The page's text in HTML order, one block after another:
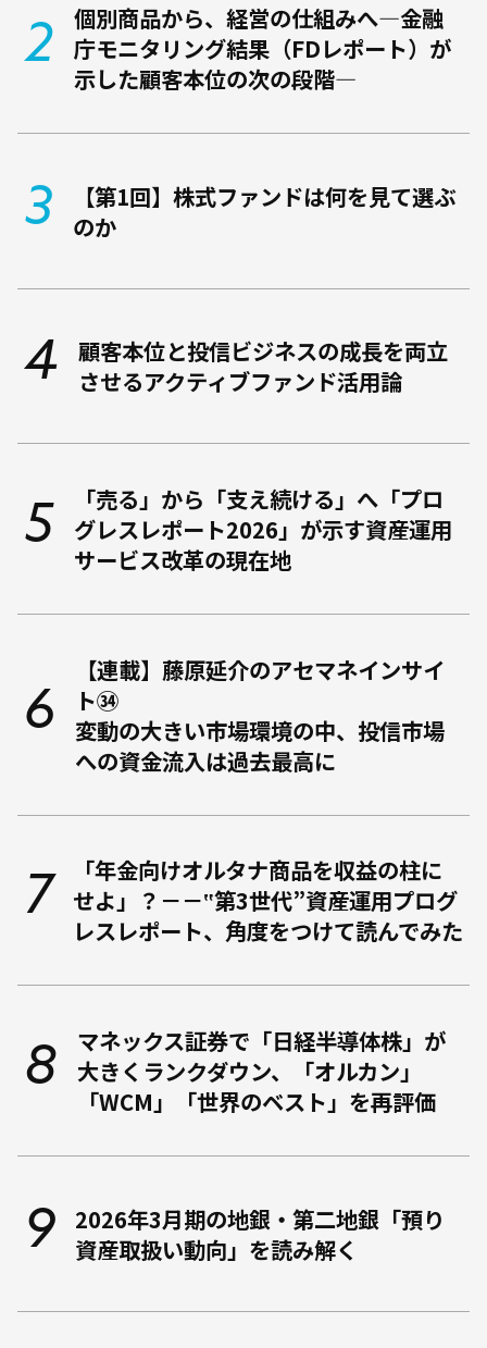
個別商品から、経営の仕組みへ―金融
庁モニタリング結果（FDレポート）が
示した顧客本位の次の段階―
【第1回】株式ファンドは何を見て選ぶ
のか
顧客本位と投信ビジネスの成長を両立
させるアクティブファンド活用論
「売る」から「支え続ける」へ――「プロ
グレスレポート2026」が示す資産運用
サービス改革の現在地
【連載】藤原延介のアセマネインサイ
ト㉞
変動の大きい市場環境の中、投信市場
への資金流入は過去最高に
「年金向けオルタナ商品を収益の柱に
せよ」？－－‟第3世代”資産運用プログ
レスレポート、角度をつけて読んでみた
マネックス証券で「日経半導体株」が
大きくランクダウン、「オルカン」
「WCM」「世界のベスト」を再評価
2026年3月期の地銀・第二地銀「預り
資産取扱い動向」を読み解く